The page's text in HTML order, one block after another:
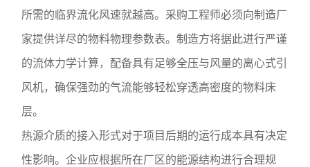
所需的临界流化风速就越高。采购工程师必须向制造厂
家提供详尽的物料物理参数表。制造方将据此进行严谨
的流体力学计算，配备具有足够全压与风量的离心式引
风机，确保强劲的气流能够轻松穿透高密度的物料床
层。
热源介质的接入形式对于项目后期的运行成本具有决定
性影响。企业应根据所在厂区的能源结构进行合理规